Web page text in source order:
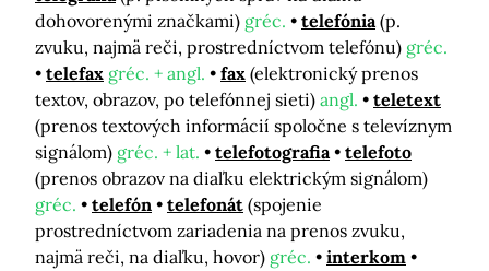
dohovorenými značkami) gréc. telefónia (p.
zvuku, najmä reči, prostredníctvom telefónu) gréc.
telefax gréc. + angl. fax (elektronický prenos
textov, obrazov, po telefónnej sieti) angl.
teletext
(prenos textových informácií spoločne s televíznym
signálom) gréc. + lat. telefotografia
telefoto
(prenos obrazov na diaľku elektrickým signálom)
gréc.
telefón telefonát (spojenie
prostredníctvom zariadenia na prenos zvuku,
najmä reči, na diaľku, hovor) gréc.
interkom